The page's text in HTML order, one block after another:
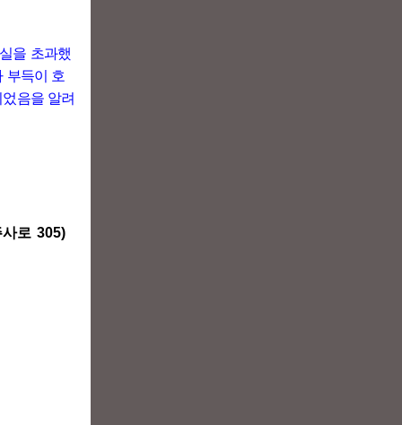
을 초과했
부득이 호
음을 알려
로 305)